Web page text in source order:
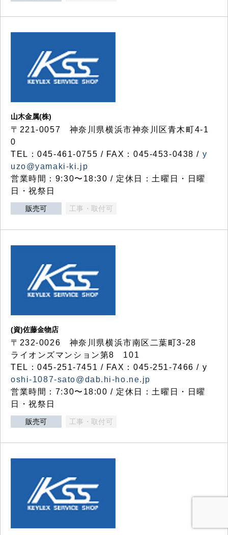
山木金属(株)
〒221-0057 神奈川県横浜市神奈川区青木町4-1
0
TEL：045-461-0755 / FAX：045-453-0438 / y
uzo@yamaki-ki.jp
営業時間：9:30〜18:30 / 定休日：土曜日・日曜
日・祝祭日
販売可 工事・取付可
(資)佐藤金物店
〒232-0026 神奈川県横浜市南区二葉町3-28
ライオンズマンション第8 101
TEL：045-251-7451 / FAX：045-251-7466 / y
oshi-1087-sato@dab.hi-ho.ne.jp
営業時間：7:30〜18:00 / 定休日：土曜日・日曜
日・祝祭日
販売可 工事・取付可